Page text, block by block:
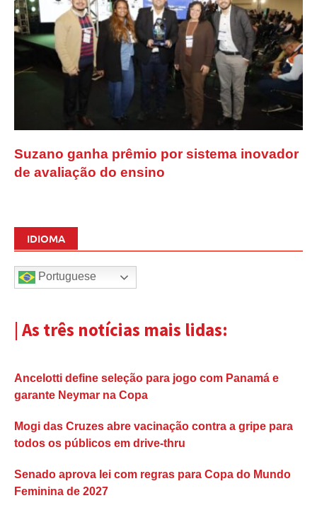
Suzano ganha prêmio por sistema inovador
de avaliação do ensino
IDIOMA
Portuguese
| As três notícias mais lidas:
Ancelotti define seleção para jogo com Panamá e
garante Neymar na Copa
Mogi das Cruzes abre vacinação contra a gripe para
todos os públicos em drive-thru
Senado aprova lei com regras para Copa do Mundo
Feminina de 2027